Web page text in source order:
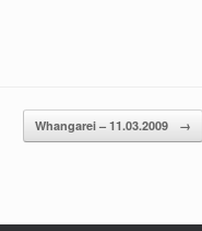
Whangarei – 11.03.2009 →